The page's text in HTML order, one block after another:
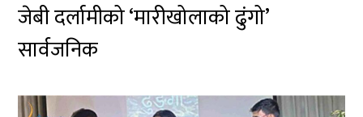
जेबी दर्लामीको ‘मारीखोलाको ढुंगो’
सार्वजनिक